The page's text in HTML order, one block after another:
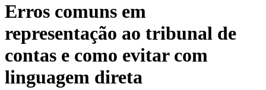
Erros comuns em
representação ao tribunal de
contas e como evitar com
linguagem direta